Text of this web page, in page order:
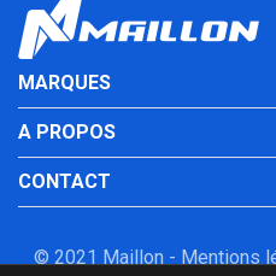
MARQUES
A PROPOS
CONTACT
© 2021 Maillon - Mentions